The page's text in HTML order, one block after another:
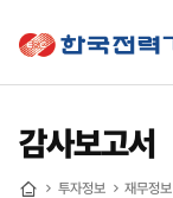
감사보고서
투자정보 재무정보